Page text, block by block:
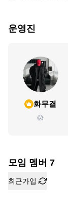
운영진
화무결
😱
모임 멤버 7
최근가입